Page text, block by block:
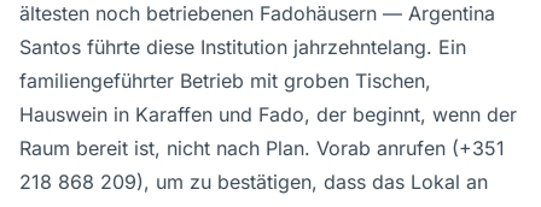
ältesten noch betriebenen Fadohäusern — Argentina
Santos führte diese Institution jahrzehntelang. Ein
familiengeführter Betrieb mit groben Tischen,
Hauswein in Karaffen und Fado, der beginnt, wenn der
Raum bereit ist, nicht nach Plan. Vorab anrufen (+351
218 868 209), um zu bestätigen, dass das Lokal an